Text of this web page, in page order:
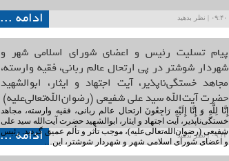
پیام تسلیت رئیس و اعضای شورای اسلامی شهر و
شهردار شوشتر در پی ارتحال عالم ربانی، فقیه وارسته،
مجاهد خستگی‌ناپذیر، آیت اجتهاد و ایثار، ابوالشهید
حضرت آیت‌الله سید علی شفیعی (رضوان‌الله‌تعالی‌علیه)
إِنَّا لِلَّهِ وَ إِنَّا إِلَیْهِ رَاجِعُونَ ارتحال عالم ربانی، فقیه وارسته، مجاهد
خستگی‌ناپذیر، آیت اجتهاد و ایثار، ابوالشهید حضرت آیت‌الله سید علی
شفیعی (رضوان‌الله‌تعالی‌علیه)، موجب تأثر و تألم عمیق گردید. رئیس
و اعضای شورای اسلامی شهر و شهردار شوشتر، این…
نظر بدهید ادامه ...
نظر بدهید ادامه ...